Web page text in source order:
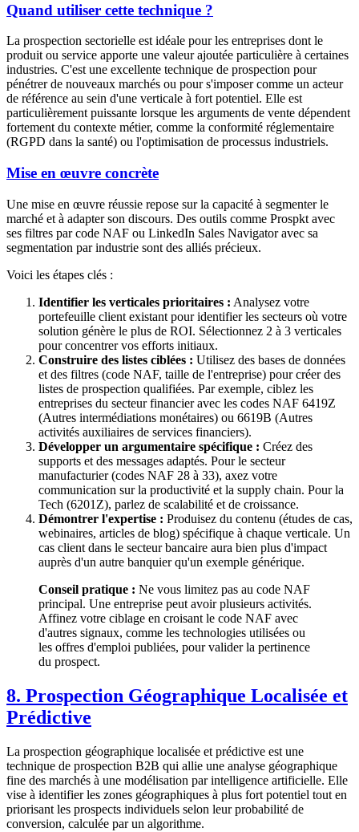
Quand utiliser cette technique ?
La prospection sectorielle est idéale pour les entreprises dont le
produit ou service apporte une valeur ajoutée particulière à certaines
industries. C'est une excellente technique de prospection pour
pénétrer de nouveaux marchés ou pour s'imposer comme un acteur
de référence au sein d'une verticale à fort potentiel. Elle est
particulièrement puissante lorsque les arguments de vente dépendent
fortement du contexte métier, comme la conformité réglementaire
(RGPD dans la santé) ou l'optimisation de processus industriels.
Mise en œuvre concrète
Une mise en œuvre réussie repose sur la capacité à segmenter le
marché et à adapter son discours. Des outils comme Prospkt avec
ses filtres par code NAF ou LinkedIn Sales Navigator avec sa
segmentation par industrie sont des alliés précieux.
Voici les étapes clés :
Identifier les verticales prioritaires : Analysez votre
portefeuille client existant pour identifier les secteurs où votre
solution génère le plus de ROI. Sélectionnez 2 à 3 verticales
pour concentrer vos efforts initiaux.
Construire des listes ciblées : Utilisez des bases de données
et des filtres (code NAF, taille de l'entreprise) pour créer des
listes de prospection qualifiées. Par exemple, ciblez les
entreprises du secteur financier avec les codes NAF 6419Z
(Autres intermédiations monétaires) ou 6619B (Autres
activités auxiliaires de services financiers).
Développer un argumentaire spécifique : Créez des
supports et des messages adaptés. Pour le secteur
manufacturier (codes NAF 28 à 33), axez votre
communication sur la productivité et la supply chain. Pour la
Tech (6201Z), parlez de scalabilité et de croissance.
Démontrer l'expertise : Produisez du contenu (études de cas,
webinaires, articles de blog) spécifique à chaque verticale. Un
cas client dans le secteur bancaire aura bien plus d'impact
auprès d'un autre banquier qu'un exemple générique.
Conseil pratique : Ne vous limitez pas au code NAF
principal. Une entreprise peut avoir plusieurs activités.
Affinez votre ciblage en croisant le code NAF avec
d'autres signaux, comme les technologies utilisées ou
les offres d'emploi publiées, pour valider la pertinence
du prospect.
8. Prospection Géographique Localisée et
Prédictive
La prospection géographique localisée et prédictive est une
technique de prospection B2B qui allie une analyse géographique
fine des marchés à une modélisation par intelligence artificielle. Elle
vise à identifier les zones géographiques à plus fort potentiel tout en
priorisant les prospects individuels selon leur probabilité de
conversion, calculée par un algorithme.